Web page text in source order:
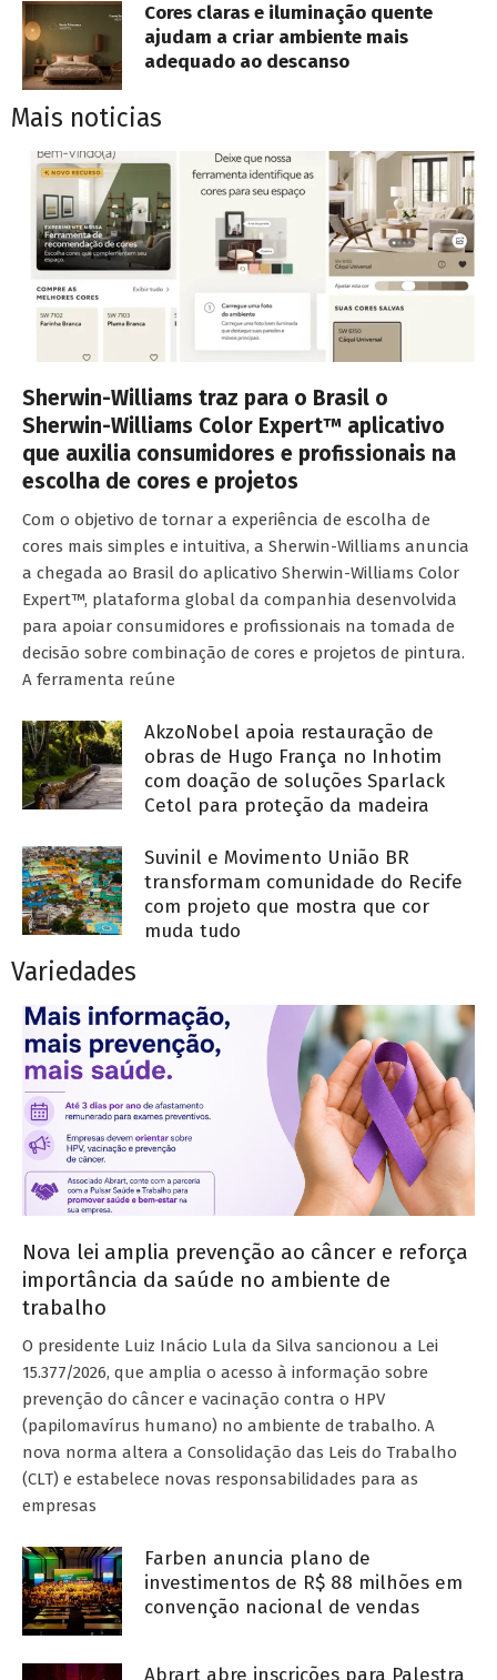
Cores claras e iluminação quente
ajudam a criar ambiente mais
adequado ao descanso
Mais noticias
Sherwin-Williams traz para o Brasil o
Sherwin-Williams Color Expert™ aplicativo
que auxilia consumidores e profissionais na
escolha de cores e projetos
Com o objetivo de tornar a experiência de escolha de
cores mais simples e intuitiva, a Sherwin-Williams anuncia
a chegada ao Brasil do aplicativo Sherwin-Williams Color
Expert™, plataforma global da companhia desenvolvida
para apoiar consumidores e profissionais na tomada de
decisão sobre combinação de cores e projetos de pintura.
A ferramenta reúne
AkzoNobel apoia restauração de
obras de Hugo França no Inhotim
com doação de soluções Sparlack
Cetol para proteção da madeira
Suvinil e Movimento União BR
transformam comunidade do Recife
com projeto que mostra que cor
muda tudo
Variedades
Nova lei amplia prevenção ao câncer e reforça
importância da saúde no ambiente de
trabalho
O presidente Luiz Inácio Lula da Silva sancionou a Lei
15.377/2026, que amplia o acesso à informação sobre
prevenção do câncer e vacinação contra o HPV
(papilomavírus humano) no ambiente de trabalho. A
nova norma altera a Consolidação das Leis do Trabalho
(CLT) e estabelece novas responsabilidades para as
empresas
Farben anuncia plano de
investimentos de R$ 88 milhões em
convenção nacional de vendas